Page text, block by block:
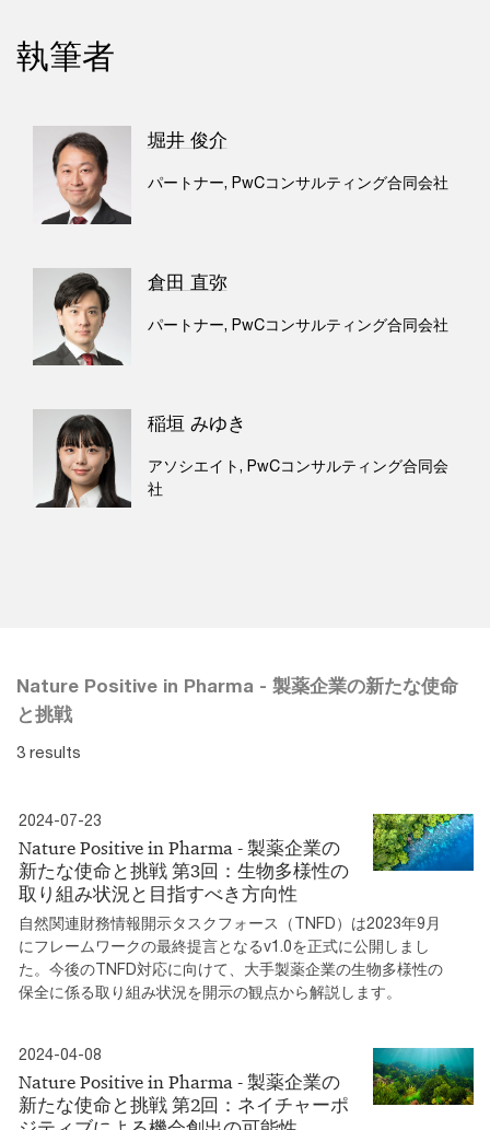
執筆者
堀井 俊介
パートナー, PwCコンサルティング合同会社
倉田 直弥
パートナー, PwCコンサルティング合同会社
稲垣 みゆき
アソシエイト, PwCコンサルティング合同会
社
Nature Positive in Pharma - 製薬企業の新たな使命
と挑戦
3 results
2024-07-23
Nature Positive in Pharma - 製薬企業の
新たな使命と挑戦 第3回：生物多様性の
取り組み状況と目指すべき方向性
自然関連財務情報開示タスクフォース（TNFD）は2023年9月
にフレームワークの最終提言となるv1.0を正式に公開しまし
た。今後のTNFD対応に向けて、大手製薬企業の生物多様性の
保全に係る取り組み状況を開示の観点から解説します。
2024-04-08
Nature Positive in Pharma - 製薬企業の
新たな使命と挑戦 第2回：ネイチャーポ